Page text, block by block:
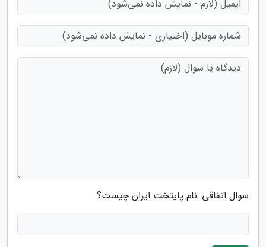
سوال اتفاقی: نام پایتخت ایران چیست؟